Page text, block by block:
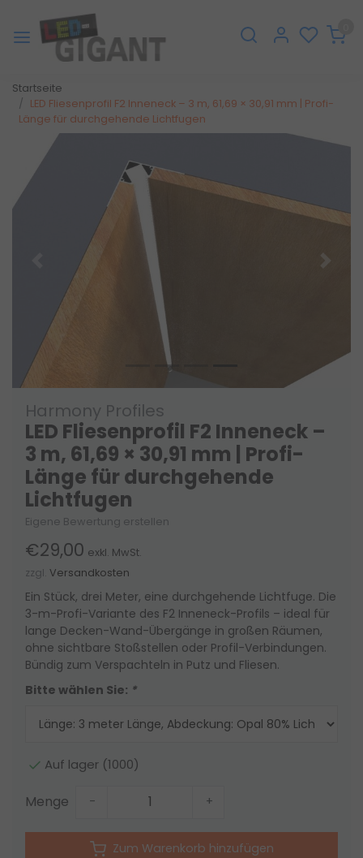
Startseite
LED Fliesenprofil F2 Inneneck – 3 m, 61,69 × 30,91 mm | Profi-
Länge für durchgehende Lichtfugen
Zurück
Harmony Profiles
LED Fliesenprofil F2 Inneneck –
3 m, 61,69 × 30,91 mm | Profi-
Länge für durchgehende
Lichtfugen
Eigene Bewertung erstellen
€29,00 exkl. MwSt.
zzgl. Versandkosten
Ein Stück, drei Meter, eine durchgehende Lichtfuge. Die
3-m-Profi-Variante des F2 Inneneck-Profils – ideal für
lange Decken-Wand-Übergänge in großen Räumen,
ohne sichtbare Stoßstellen oder Profil-Verbindungen.
Bündig zum Verspachteln in Putz und Fliesen.
Bitte wählen Sie: *
Auf lager (1000)
Menge - +
Zum Warenkorb hinzufügen